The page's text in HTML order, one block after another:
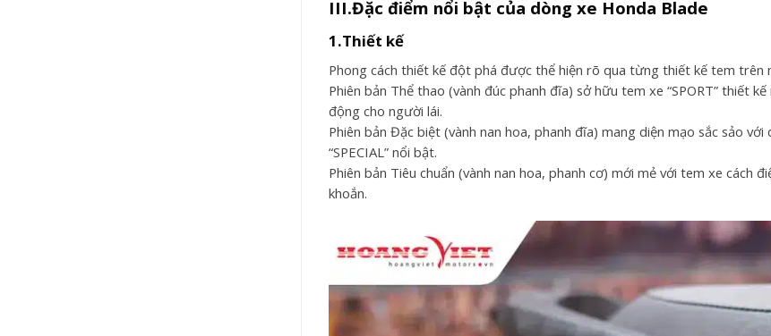
III.Đặc điểm nổi bật của dòng xe Honda Blade
1.Thiết kế
Phong cách thiết kế đột phá được thể hiện rõ qua từng thiết kế tem trên
Phiên bản Thể thao (vành đúc phanh đĩa) sở hữu tem xe “SPORT” thiết
động cho người lái.
Phiên bản Đặc biệt (vành nan hoa, phanh đĩa) mang diện mạo sắc sảo
“SPECIAL” nổi bật.
Phiên bản Tiêu chuẩn (vành nan hoa, phanh cơ) mới mẻ với tem xe
khoắn.